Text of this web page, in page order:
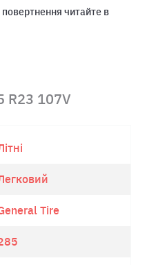
читайте в
R23 107V
Tire